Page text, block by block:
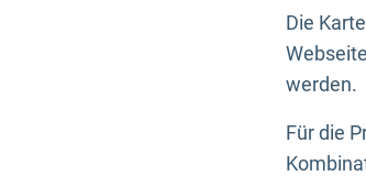
Die
werden.
Für die